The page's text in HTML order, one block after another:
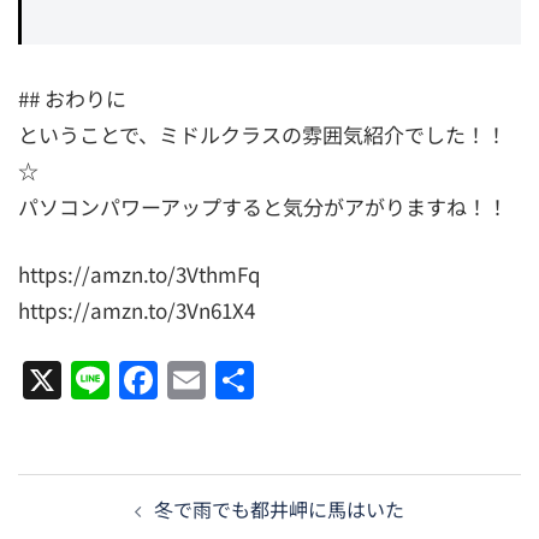
## おわりに
ということで、ミドルクラスの雰囲気紹介でした！！
☆
パソコンパワーアップすると気分がアがりますね！！
https://amzn.to/3VthmFq
https://amzn.to/3Vn61X4
Line Facebook
Email
冬で雨でも都井岬に馬はいた